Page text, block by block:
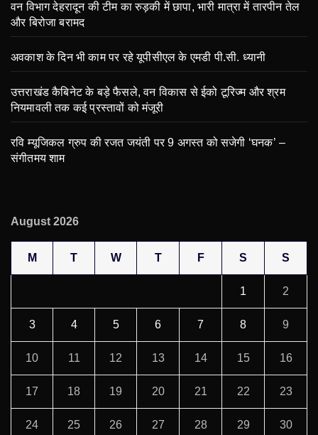
वन विभाग देहरादून की टीम का रुड़की में छापा, भारी मात्रा में तारपीन तेल
और बिरोजा बरामद
अवकाश के दिन भी काम पर रहे यूपीसीएल के एमडी पी.सी. ध्यानी
उत्तराखंड कैबिनेट के बड़े फैसले, वन विकास से ईको टूरिज्म और श्रम
नियमावली तक कई प्रस्तावों को मंजूरी
रवि म्यूजिकल ग्रुप की रजत जयंती पर 9 अगस्त को सजेगी ‘घनक’ –
संगीतमय शाम
August 2026
M T W T F S S
1 2
3 4 5 6 7 8 9
10 11 12 13 14 15 16
17 18 19 20 21 22 23
24 25 26 27 28 29 30